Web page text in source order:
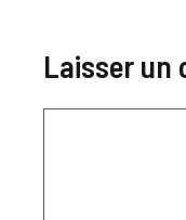
Laisser un